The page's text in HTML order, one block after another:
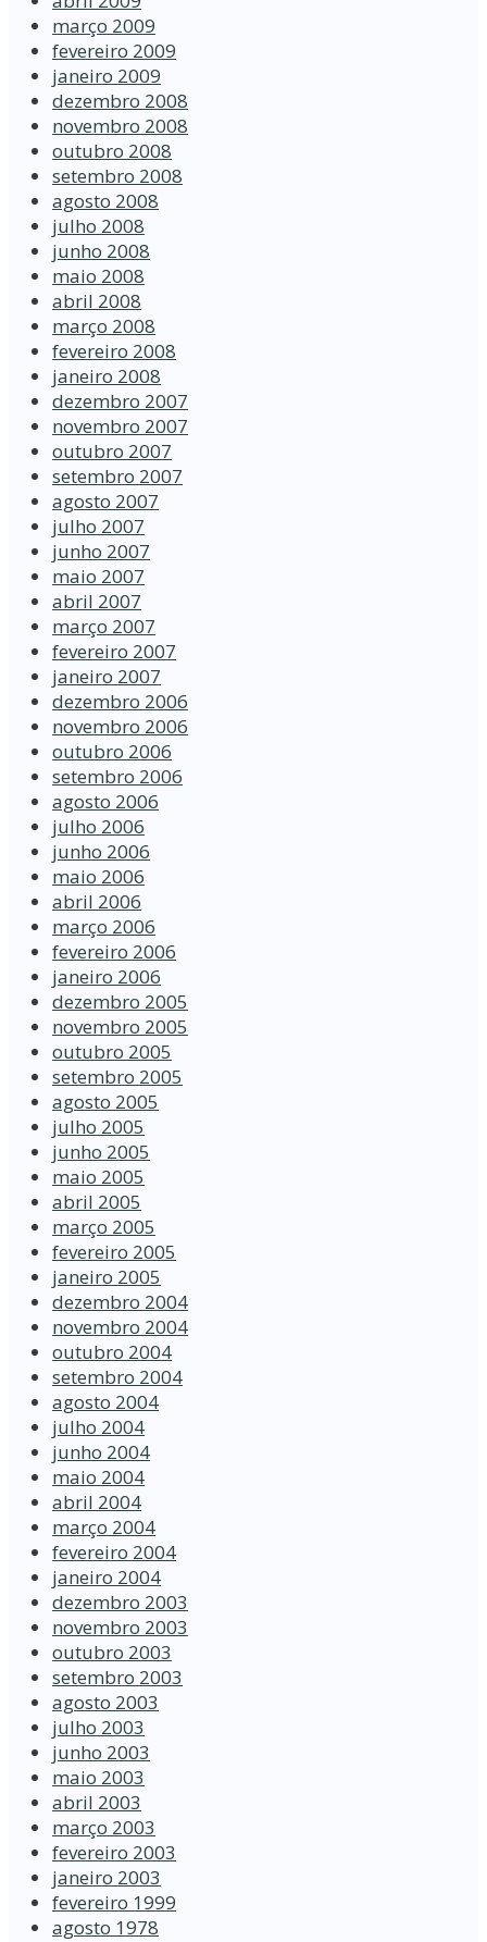
março 2009
fevereiro 2009
janeiro 2009
dezembro 2008
novembro 2008
outubro 2008
setembro 2008
agosto 2008
julho 2008
junho 2008
maio 2008
abril 2008
março 2008
fevereiro 2008
janeiro 2008
dezembro 2007
novembro 2007
outubro 2007
setembro 2007
agosto 2007
julho 2007
junho 2007
maio 2007
abril 2007
março 2007
fevereiro 2007
janeiro 2007
dezembro 2006
novembro 2006
outubro 2006
setembro 2006
agosto 2006
julho 2006
junho 2006
maio 2006
abril 2006
março 2006
fevereiro 2006
janeiro 2006
dezembro 2005
novembro 2005
outubro 2005
setembro 2005
agosto 2005
julho 2005
junho 2005
maio 2005
abril 2005
março 2005
fevereiro 2005
janeiro 2005
dezembro 2004
novembro 2004
outubro 2004
setembro 2004
agosto 2004
julho 2004
junho 2004
maio 2004
abril 2004
março 2004
fevereiro 2004
janeiro 2004
dezembro 2003
novembro 2003
outubro 2003
setembro 2003
agosto 2003
julho 2003
junho 2003
maio 2003
abril 2003
março 2003
fevereiro 2003
janeiro 2003
fevereiro 1999
agosto 1978